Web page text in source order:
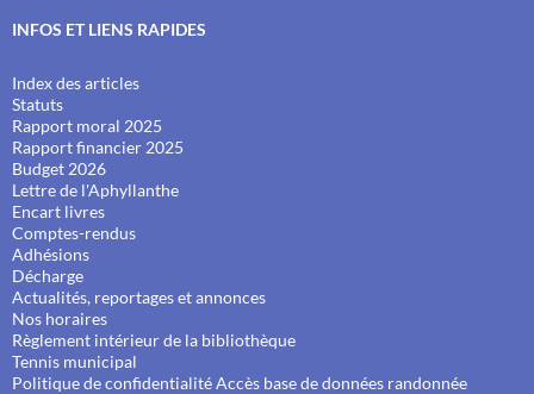
INFOS ET LIENS RAPIDES
Index des articles
Statuts
Rapport moral 2025
Rapport financier 2025
Budget 2026
Lettre de l'Aphyllanthe
Encart livres
Comptes-rendus
Adhésions
Décharge
Actualités, reportages et annonces
Nos horaires
Règlement intérieur de la bibliothèque
Tennis municipal
Politique de confidentialitéAccès base de données randonnée